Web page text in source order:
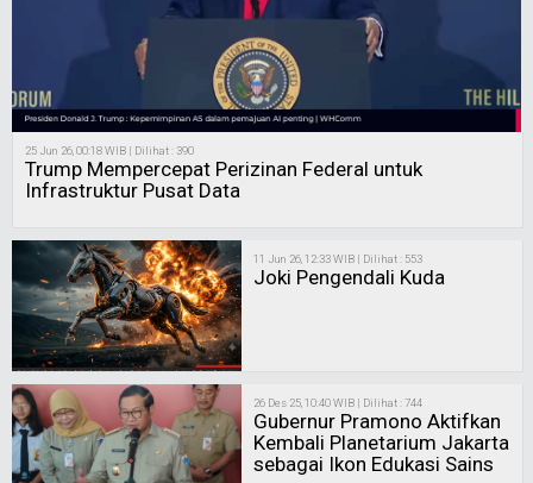
25 Jun 26, 00:18 WIB | Dilihat : 390
Trump Mempercepat Perizinan Federal untuk
Infrastruktur Pusat Data
11 Jun 26, 12:33 WIB | Dilihat : 553
Joki Pengendali Kuda
26 Des 25, 10:40 WIB | Dilihat : 744
Gubernur Pramono Aktifkan
Kembali Planetarium Jakarta
sebagai Ikon Edukasi Sains